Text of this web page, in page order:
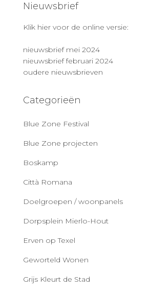
Nieuwsbrief
Klik hier voor de online versie:
nieuwsbrief mei 2024
nieuwsbrief februari 2024
oudere nieuwsbrieven
Categorieën
Blue Zone Festival
Blue Zone projecten
Boskamp
Città Romana
Doelgroepen / woonpanels
Dorpsplein Mierlo-Hout
Erven op Texel
Geworteld Wonen
Grijs Kleurt de Stad